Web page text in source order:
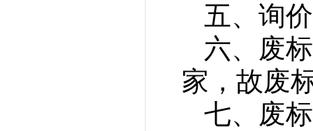
五、询
六、 废
家，故废
七、废